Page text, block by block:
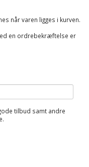
når varen ligges i kurven.
en ordrebekræftelse er
tilbud samt andre